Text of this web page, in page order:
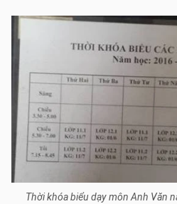
Thời khóa biểu dạy môn Anh Văn